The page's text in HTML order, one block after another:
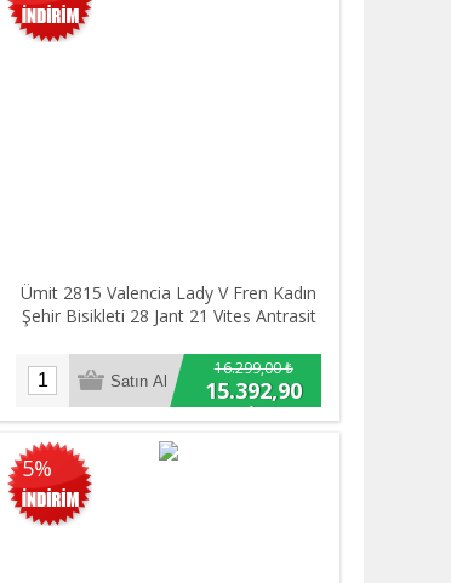
Ümit 2815 Valencia Lady V Fren Kadın
Şehir Bisikleti 28 Jant 21 Vites Antrasit
16.299,00 ₺
15.392,90
₺
5%